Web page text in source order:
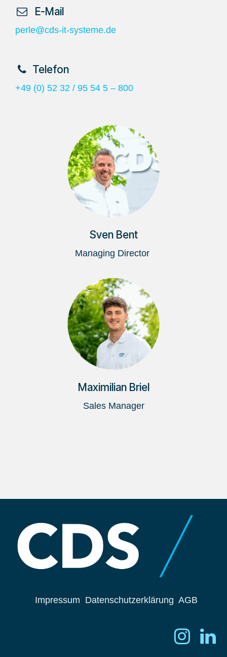
​ E-Mail
perle@cds-it-systeme.de
​Telefon
+49 (0) 52 32 / 95 54 5 – 800
Sven Bent
Managing Director
Maximilian Briel
Sales Manager
Impressum Datenschutzerklärung AGB